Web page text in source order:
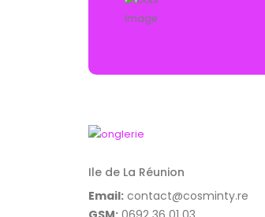
Ile de La Réunion
Email: contact@cosminty.re